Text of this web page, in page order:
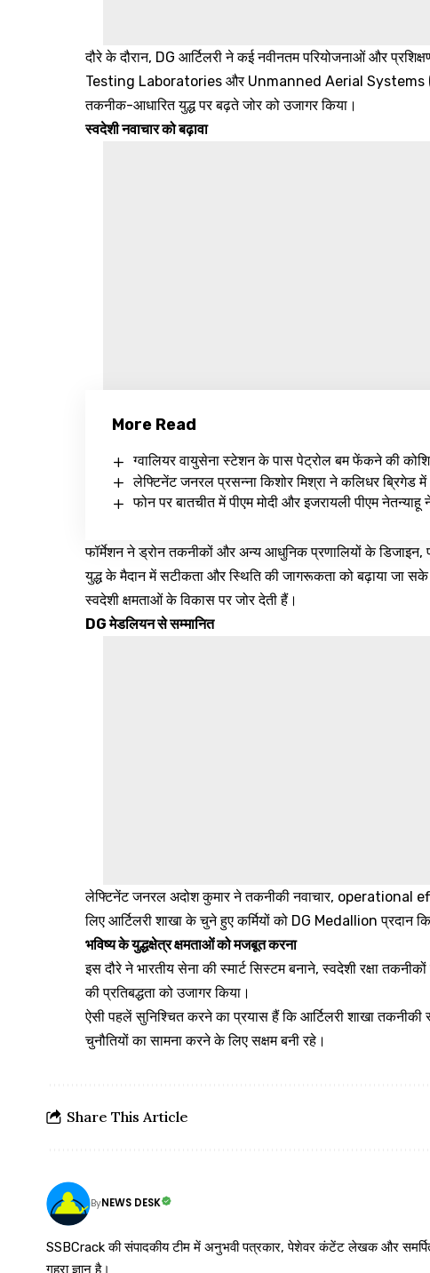
दौरे के दौरान, DG आर्टिलरी ने कई नवीनतम परियोजनाओं और
Testing Laboratories और Unmanned Aerial Systems
तकनीक-आधारित युद्ध पर बढ़ते जोर को उजागर किया।
स्वदेशी नवाचार को बढ़ावा
More Read
ग्वालियर वायुसेना स्टेशन के पास पेट्रोल बम फेंकने की
लेफ्टिनेंट जनरल प्रसन्ना किशोर मिश्रा ने कलिधर ब्रिगेड में
फोन पर बातचीत में पीएम मोदी और इजरायली पीएम
फॉर्मेशन ने ड्रोन तकनीकों और अन्य आधुनिक प्रणालियों के डिजाइन,
युद्ध के मैदान में सटीकता और स्थिति की जागरूकता को बढ़ाया
स्वदेशी क्षमताओं के विकास पर जोर देती हैं।
DG मेडलियन से सम्मानित
लेफ्टिनेंट जनरल अदोश कुमार ने तकनीकी नवाचार, operational
लिए आर्टिलरी शाखा के चुने हुए कर्मियों को DG Medallion प्रदान
भविष्य के युद्धक्षेत्र क्षमताओं को मजबूत करना
इस दौरे ने भारतीय सेना की स्मार्ट सिस्टम बनाने, स्वदेशी रक्षा
की प्रतिबद्धता को उजागर किया।
ऐसी पहलें सुनिश्चित करने का प्रयास हैं कि आर्टिलरी शाखा
चुनौतियों का सामना करने के लिए सक्षम बनी रहे।
Share This Article
ByNEWS DESK
SSBCrack की संपादकीय टीम में अनुभवी पत्रकार, पेशेवर कंटेंट लेखक और समर्पित
गहरा ज्ञान है।